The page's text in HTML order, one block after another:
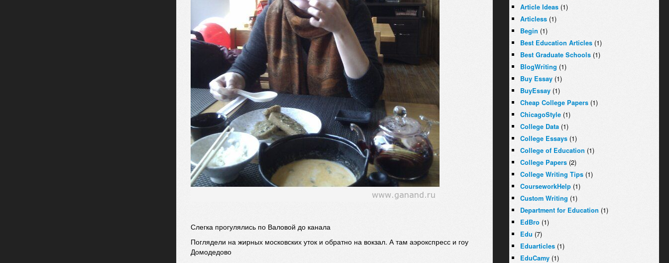
Слегка прогулялись по Валовой до канала
Поглядели на жирных московских уток и обратно на вокзал. А там аэрокспресс и гоу
Домодедово
Article Ideas (1)
Articless (1)
Begin (1)
Best Education Articles (1)
Best Graduate Schools (1)
BlogWriting (1)
Buy Essay (1)
BuyEssay (1)
Cheap College Papers (1)
ChicagoStyle (1)
College Data (1)
College Essays (1)
College of Education (1)
College Papers (2)
College Writing Tips (1)
CourseworkHelp (1)
Custom Writing (1)
Department for Education (1)
EdBro (1)
Edu (7)
Eduarticles (1)
EduCamy (1)